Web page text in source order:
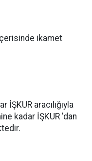
ikamet
İŞKUR aracılığıyla
kadar İŞKUR 'dan